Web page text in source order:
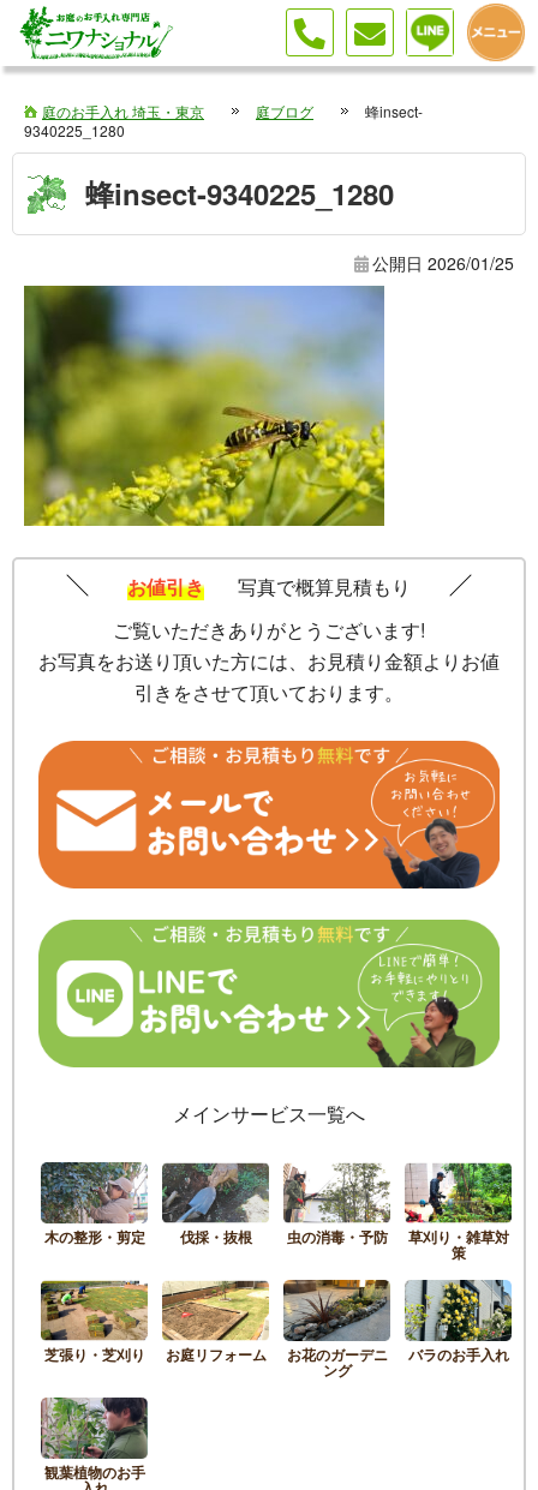
庭のお手入れ 埼玉・東京 庭ブログ
蜂insect-
9340225_1280
蜂insect-9340225_1280
公開日 2026/01/25
お値引き
写真で概算見積もり
ご覧いただきありがとうございます!
お写真をお送り頂いた方には、お見積り金額よりお値
引きをさせて頂いております。
メインサービス一覧へ
木の整形・剪定 伐採・抜根 虫の消毒・予防 草刈り・雑草対
策
芝張り・芝刈り お庭リフォーム お花のガーデニ
ング
バラのお手入れ
観葉植物のお手